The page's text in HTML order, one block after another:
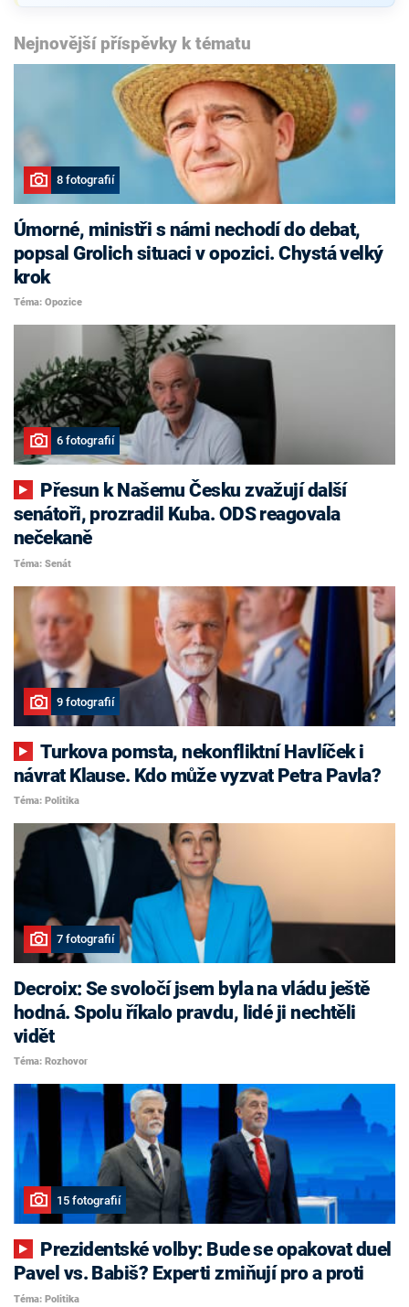
Nejnovější příspěvky k tématu
8 fotografií
Úmorné, ministři s námi nechodí do debat,
popsal Grolich situaci v opozici. Chystá velký
krok
Téma: Opozice
6 fotografií
senátoři, prozradil Kuba. ODS reagovala
nečekaně
Téma: Senát
9 fotografií
Turkova pomsta, nekonfliktní Havlíček i
návrat Klause. Kdo může vyzvat Petra Pavla?
Téma: Politika
7 fotografií
Decroix: Se svoločí jsem byla na vládu ještě
hodná. Spolu říkalo pravdu, lidé ji nechtěli
vidět
Téma: Rozhovor
15 fotografií
Pavel vs. Babiš? Experti zmiňují pro a proti
Téma: Politika